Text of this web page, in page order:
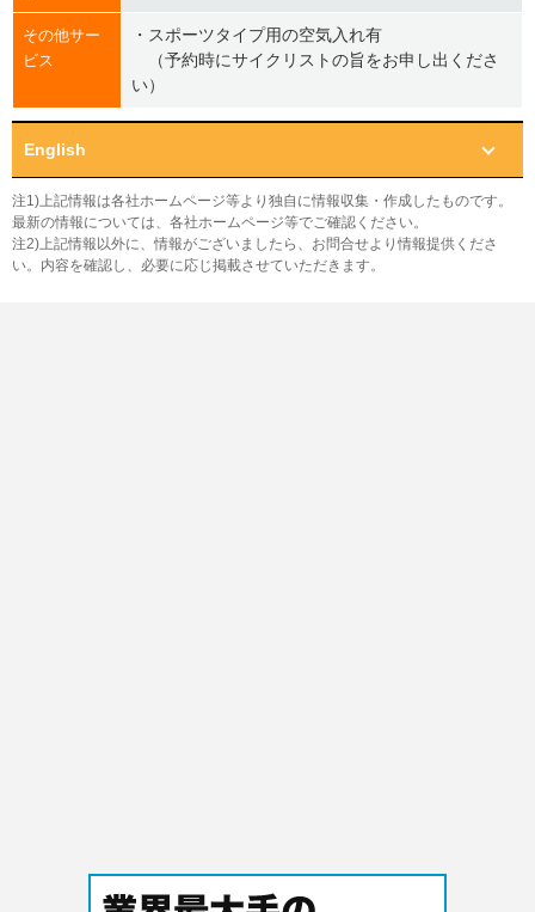
その他サー
ビス
・スポーツタイプ用の空気入れ有
（予約時にサイクリストの旨をお申し出くださ
い）
English
注1)上記情報は各社ホームページ等より独自に情報収集・作成したものです。
最新の情報については、各社ホームページ等でご確認ください。
注2)上記情報以外に、情報がございましたら、お問合せより情報提供くださ
い。内容を確認し、必要に応じ掲載させていただきます。